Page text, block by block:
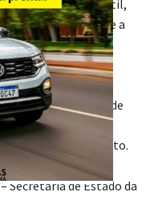
do calendário infantil,
de 15 dias entre a
demais vacinas.
elas devem ser
ou, em caso de
mediante
por escrito.
Secretaria de Estado da